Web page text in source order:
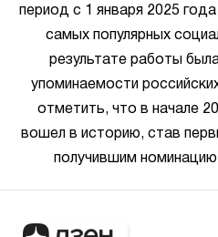
период с 1 января 2025
самых популярных
результате работы
упоминаемости
отметить, что в начале
вошел в историю, став
получившим